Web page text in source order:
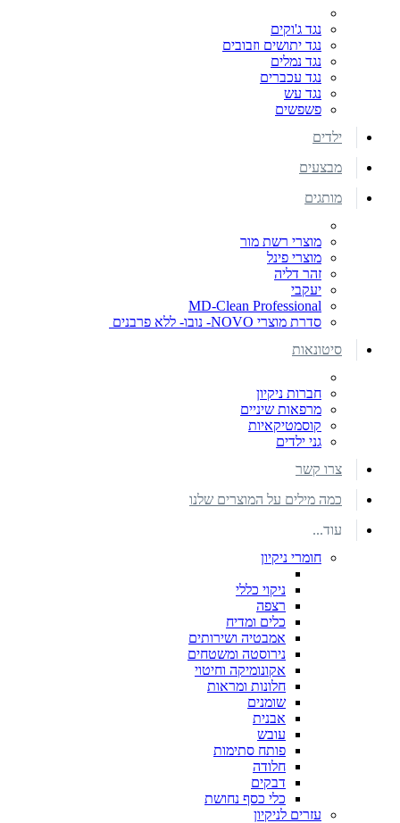
נגד ג'וקים
נגד יתושים וזבובים
נגד נמלים
נגד עכברים
נגד עש
פשפשים
ילדים
מבצעים
מותגים
מוצרי רשת מור
מוצרי פינל
זהר דליה
יעקבי
MD-Clean Professional
סדרת מוצרי NOVO- נובו- ללא פרבנים
סיטונאות
חברות ניקיון
מרפאות שיניים
קוסמטיקאיות
גני ילדים
צרו קשר
כמה מילים על המוצרים שלנו
עוד...
חומרי ניקיון
ניקוי כללי
רצפה
כלים ומדיח
אמבטיה ושירותים
נירוסטה ומשטחים
אקונומיקה וחיטוי
חלונות ומראות
שומנים
אבנית
עובש
פותח סתימות
חלודה
דבקים
כלי כסף נחושת
עזרים לניקיון